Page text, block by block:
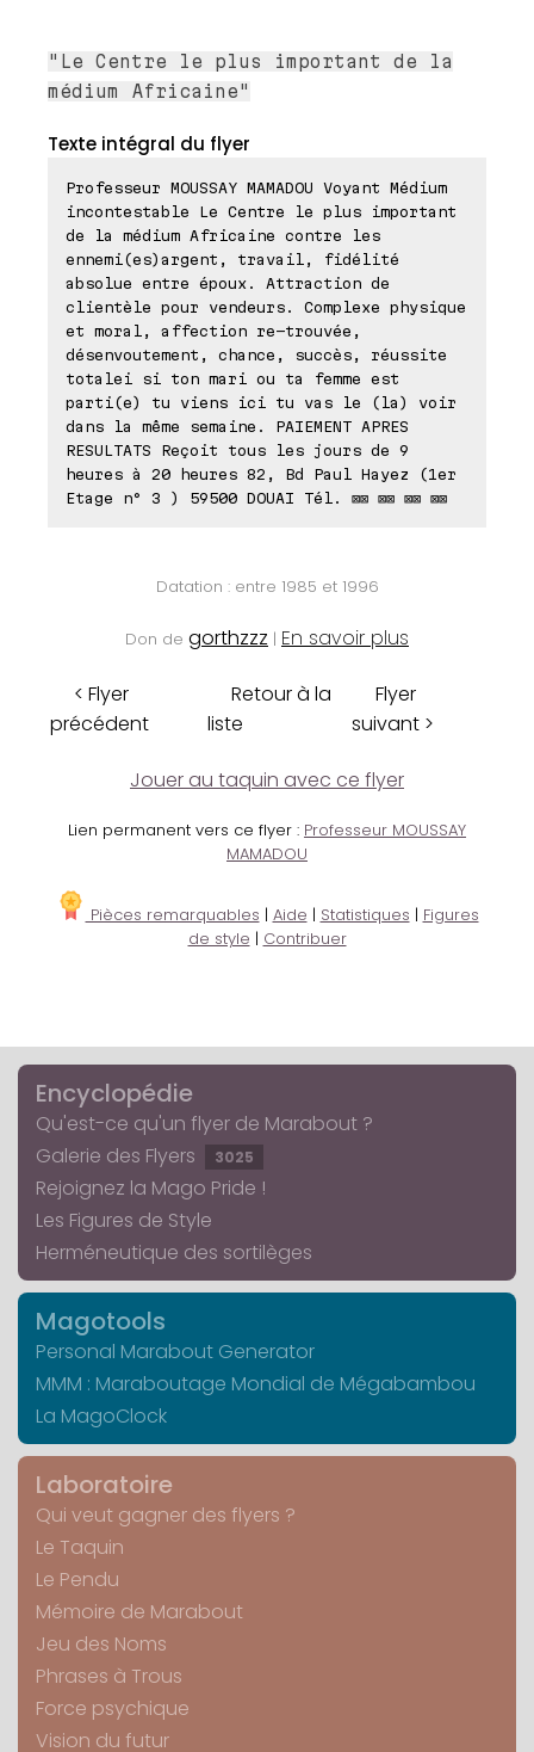
"Le Centre le plus important de la
médium Africaine"
Texte intégral du flyer
Professeur MOUSSAY MAMADOU Voyant Médium
incontestable Le Centre le plus important
de la médium Africaine contre les
ennemi(es)argent, travail, fidélité
absolue entre époux. Attraction de
clientèle pour vendeurs. Complexe physique
et moral, affection re-trouvée,
désenvoutement, chance, succès, réussite
totalei si ton mari ou ta femme est
parti(e) tu viens ici tu vas le (la) voir
dans la même semaine. PAIEMENT APRES
RESULTATS Reçoit tous les jours de 9
heures à 20 heures 82, Bd Paul Hayez (1er
Etage n° 3 ) 59500 DOUAI Tél. ⊠⊠ ⊠⊠ ⊠⊠ ⊠⊠
Datation : entre 1985 et 1996
Don de gorthzzz | En savoir plus
< Flyer
précédent
Retour à la
liste
Flyer
suivant >
Jouer au taquin avec ce flyer
Lien permanent vers ce flyer : Professeur MOUSSAY
MAMADOU
Pièces remarquables | Aide | Statistiques | Figures
de style | Contribuer
Encyclopédie
Qu'est-ce qu'un flyer de Marabout ?
Galerie des Flyers
3025
Rejoignez la Mago Pride !
Les Figures de Style
Herméneutique des sortilèges
Magotools
Personal Marabout Generator
MMM : Maraboutage Mondial de Mégabambou
La MagoClock
Laboratoire
Qui veut gagner des flyers ?
Le Taquin
Le Pendu
Mémoire de Marabout
Jeu des Noms
Phrases à Trous
Force psychique
Vision du futur